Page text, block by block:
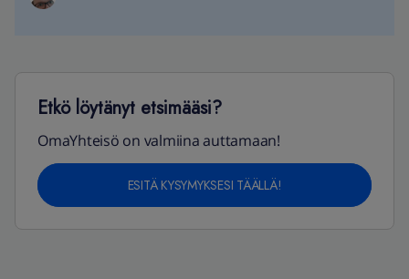
Etkö löytänyt etsimääsi?
OmaYhteisö on valmiina auttamaan!
ESITÄ KYSYMYKSESI TÄÄLLÄ!